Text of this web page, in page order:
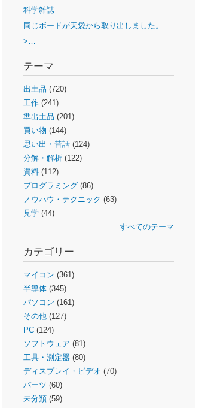
科学雑誌
同じボードが天袋から取り出しました。
>…
テーマ
出土品 (720)
工作(241)
準出土品 (201)
買い物 (144)
思い出・昔話(124)
分解・解析(122)
資料(112)
プログラミング(86)
ノウハウ・テクニック (63)
見学(44)
すべてのテーマ
カテゴリー
マイコン (361)
半導体(345)
パソコン (161)
その他(127)
PC(124)
ソフトウェア (81)
工具・測定器(80)
ディスプレイ・ビデオ (70)
パーツ (60)
未分類(59)